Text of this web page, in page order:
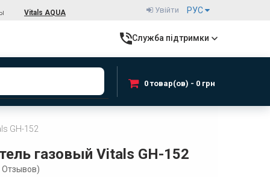
Vitals AQUA РУС
Увійти
Служба підтримки
0 товар(ов) - 0 грн
GH-152
газовый Vitals GH-152
Отзывов)